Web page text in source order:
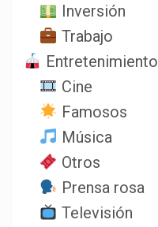
Inversión
Trabajo
Entretenimiento
Cine
Famosos
Música
Otros
Prensa rosa
Televisión